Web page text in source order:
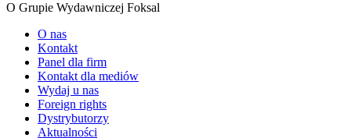
O Grupie Wydawniczej Foksal
O nas
Kontakt
Panel dla firm
Kontakt dla mediów
Wydaj u nas
Foreign rights
Dystrybutorzy
Aktualności